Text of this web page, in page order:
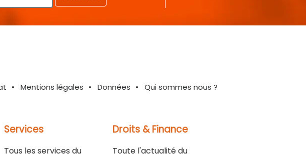
Mentions légales Données Qui sommes nous ?
Services
Tous les services du
Droits & Finance
Toute l'actualité du